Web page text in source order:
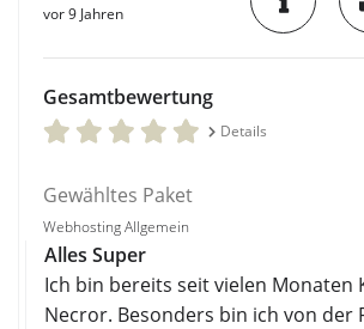
vor 9 Jahren
Gesamtbewertung
Details
Gewähltes Paket
Webhosting Allgemein
Alles Super
Ich bin bereits seit vielen Monaten
Necror. Besonders bin ich von der